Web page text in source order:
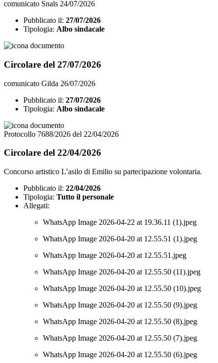
comunicato Snals 24/07/2026
Pubblicato il: 27/07/2026
Tipologia: Albo sindacale
Circolare del 27/07/2026
comunicato Gilda 26/07/2026
Pubblicato il: 27/07/2026
Tipologia: Albo sindacale
Protocollo 7688/2026 del 22/04/2026
Circolare del 22/04/2026
Concorso artistico L’asilo di Emilio su partecipazione volontaria.
Pubblicato il: 22/04/2026
Tipologia: Tutto il personale
Allegati:
WhatsApp Image 2026-04-22 at 19.36.11 (1).jpeg
WhatsApp Image 2026-04-20 at 12.55.51 (1).jpeg
WhatsApp Image 2026-04-20 at 12.55.51.jpeg
WhatsApp Image 2026-04-20 at 12.55.50 (11).jpeg
WhatsApp Image 2026-04-20 at 12.55.50 (10).jpeg
WhatsApp Image 2026-04-20 at 12.55.50 (9).jpeg
WhatsApp Image 2026-04-20 at 12.55.50 (8).jpeg
WhatsApp Image 2026-04-20 at 12.55.50 (7).jpeg
WhatsApp Image 2026-04-20 at 12.55.50 (6).jpeg